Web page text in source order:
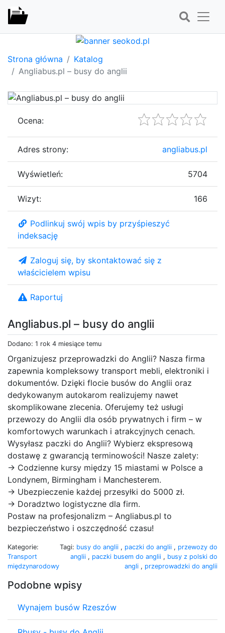
Strona główna
Katalog
Angliabus.pl – busy do anglii
Angliabus.pl – busy do anglii
Dodano: 1 rok 4 miesiące temu
Organizujesz przeprowadzki do Anglii? Nasza firma
zapewnia kompleksowy transport mebli, elektroniki i
dokumentów. Dzięki flocie busów do Anglii oraz
dedykowanym autokarom realizujemy nawet
skomplikowane zlecenia. Oferujemy też usługi
przewozy do Anglii dla osób prywatnych i firm – w
komfortowych warunkach i atrakcyjnych cenach.
Wysyłasz paczki do Anglii? Wybierz ekspresową
dostawę z gwarancją terminowości! Nasze zalety:
→ Codzienne kursy między 15 miastami w Polsce a
Londynem, Birmingham i Manchesterem.
→ Ubezpieczenie każdej przesyłki do 5000 zł.
→ Doradztwo logistyczne dla firm.
Postaw na profesjonalizm – Angliabus.pl to
bezpieczeństwo i oszczędność czasu!
Kategorie:
Transport
międzynarodowy
Tagi: busy do anglii , paczki do anglii , przewozy do
anglii , paczki busem do anglii , busy z polski do
angli , przeprowadzki do anglii
Podobne wpisy
Wynajem busów Rzeszów
Ocena:
Adres strony: angliabus.pl
Wyświetleń: 5704
Wizyt: 166
Podlinkuj swój wpis by przyśpieszyć
indeksację
Zaloguj się, by skontaktować się z
właścicielem wpisu
Raportuj